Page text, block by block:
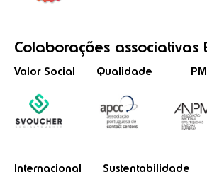
Colaborações associativas
Valor Social Qualidade
Internacional Sustentabilidade